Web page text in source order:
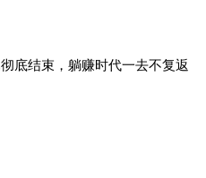
结束，躺赚时代一去不复返